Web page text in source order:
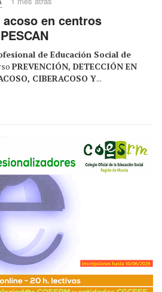
en centros
de Educación Social de
PREVENCIÓN, DETECCIÓN EN
CIBERACOSO Y...